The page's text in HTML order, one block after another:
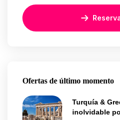
Ofertas de último momento
Turquía &
inolvidable